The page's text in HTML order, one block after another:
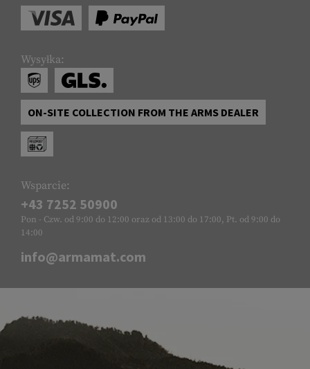
Wysyłka:
ON-SITE COLLECTION FROM THE ARMS DEALER
Wsparcie:
+43 7252 50900
Pon - Czw. od 9:00 do 12:00 oraz od 13:00 do 17:00, Pt. od 9:00 do
14:00
info@armamat.com